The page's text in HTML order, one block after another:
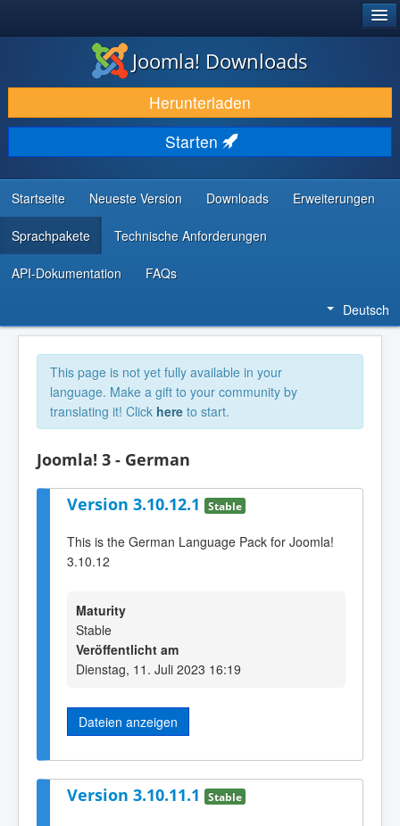
DOWNLOAD & ERWEITERN
ENTDECKEN & LERNEN
COMMUNITY & SUPPORT
RESSOURCEN FÜR ENTWICKLER
Joomla! Downloads
Herunterladen
Starten
Startseite Neueste Version Downloads Erweiterungen
Sprachpakete Technische Anforderungen
API-Dokumentation FAQs
Deutsch
This page is not yet fully available in your
language. Make a gift to your community by
translating it! Click here to start.
Joomla! 3 - German
Version 3.10.12.1 Stable
This is the German Language Pack for Joomla!
3.10.12
Maturity
Stable
Veröffentlicht am
Dienstag, 11. Juli 2023 16:19
Dateien anzeigen
Version 3.10.11.1 Stable